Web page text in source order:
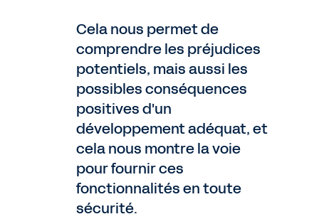
Cela nous permet de
comprendre les préjudices
potentiels, mais aussi les
possibles conséquences
positives d'un
développement adéquat, et
cela nous montre la voie
pour fournir ces
fonctionnalités en toute
sécurité.